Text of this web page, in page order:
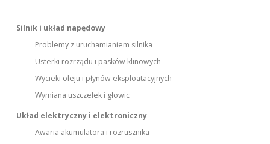
Silnik i układ napędowy
Problemy z uruchamianiem silnika
Usterki rozrządu i pasków klinowych
Wycieki oleju i płynów eksploatacyjnych
Wymiana uszczelek i głowic
Układ elektryczny i elektroniczny
Awaria akumulatora i rozrusznika